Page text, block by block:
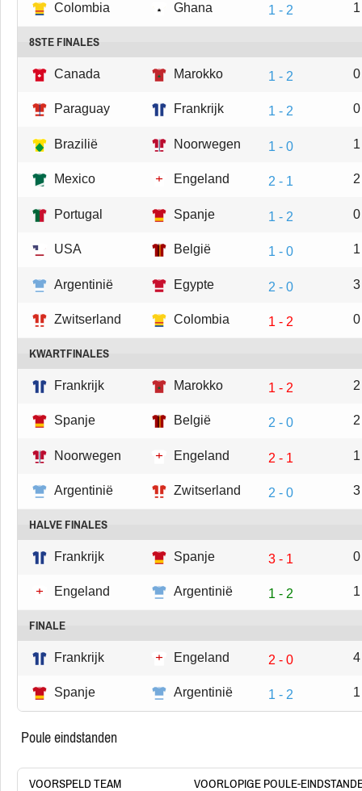
Colombia Ghana 1 - 2
8STE FINALES
Canada Marokko 1 - 2
Paraguay Frankrijk 1 - 2
Brazilië Noorwegen 1 - 0
Mexico Engeland 2 - 1
Portugal Spanje 1 - 2
USA België 1 - 0
Argentinië Egypte 2 - 0
Zwitserland Colombia 1 - 2
KWARTFINALES
Frankrijk Marokko 1 - 2
Spanje België 2 - 0
Noorwegen Engeland 2 - 1
Argentinië Zwitserland 2 - 0
HALVE FINALES
Frankrijk Spanje 3 - 1
Engeland Argentinië 1 - 2
FINALE
Frankrijk Engeland 2 - 0
Spanje Argentinië 1 - 2
poule eindstanden
VOORSPELD TEAM VOORLOPIGE POULE-